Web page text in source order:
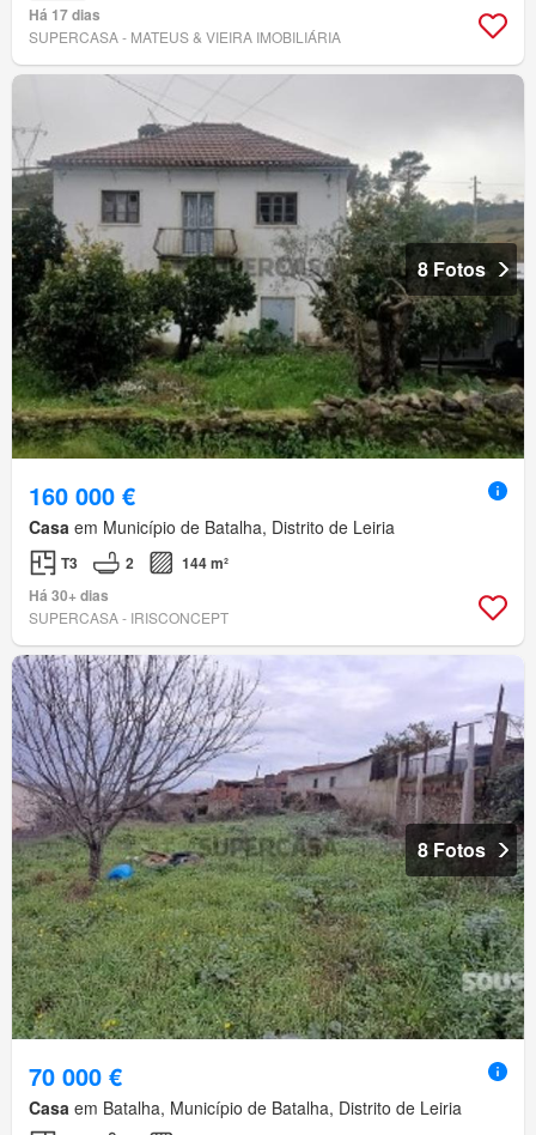
Há 17 dias
SUPERCASA - MATEUS & VIEIRA IMOBILIÁRIA
8 Fotos
160 000 €
Casa em Município de Batalha, Distrito de Leiria
T3 2
144 m²
Há 30+ dias
SUPERCASA - IRISCONCEPT
8 Fotos
70 000 €
Casa em Batalha, Município de Batalha, Distrito de Leiria